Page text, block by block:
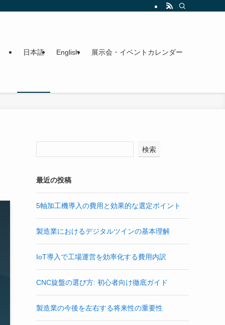
日本語 English 展示会・イベントカレンダー
検索
最近の投稿
5軸加工機導入の費用と効果的な選定ポイント
製造業におけるデジタルツインの基本理解
IoT導入で工場運営を効率化する費用内訳
CNC旋盤の選び方: 初心者向け徹底ガイド
製造業の今後を左右する将来性の重要性